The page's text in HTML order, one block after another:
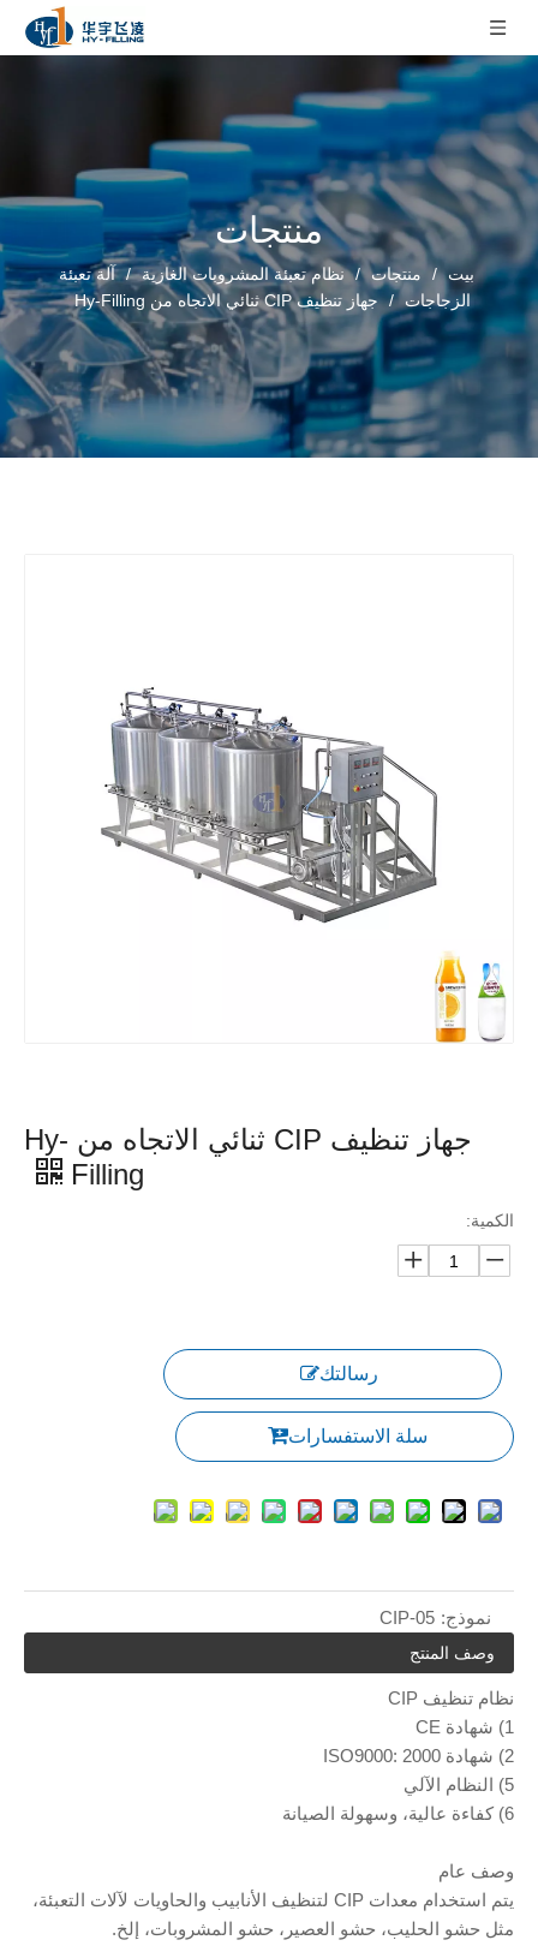
منتجات
بيت / منتجات / نظام تعبئة المشروبات الغازية / آلة تعبئة
الزجاجات
/ جهاز تنظيف CIP ثنائي الاتجاه من Hy-Filling
جهاز تنظيف CIP ثنائي الاتجاه من Hy-
Filling
الكمية:
رسالتك
سلة الاستفسارات
نموذج: CIP-05
وصف المنتج
نظام تنظيف CIP
1) شهادة CE
2) شهادة ISO9000: 2000
5) النظام الآلي
6) كفاءة عالية، وسهولة الصيانة
وصف عام
يتم استخدام معدات CIP لتنظيف الأنابيب والحاويات لآلات التعبئة،
مثل حشو الحليب، حشو العصير، حشو المشروبات، إلخ.